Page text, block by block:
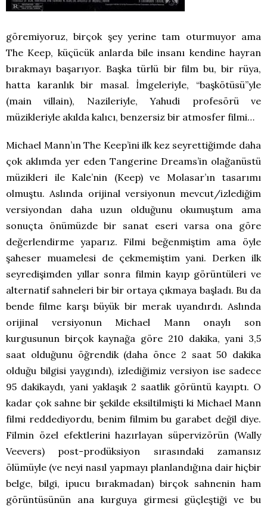
göremiyoruz, birçok şey yerine tam oturmuyor ama
The Keep, küçücük anlarda bile insanı kendine hayran
bırakmayı başarıyor. Başka türlü bir film bu, bir rüya,
hatta karanlık bir masal. İmgeleriyle, “başkötüsü”yle
(main villain), Nazileriyle, Yahudi profesörü ve
müzikleriyle akılda kalıcı, benzersiz bir atmosfer filmi…
Michael Mann’ın The Keep’ini ilk kez seyrettiğimde daha
çok aklımda yer eden Tangerine Dreams’in olağanüstü
müzikleri ile Kale’nin (Keep) ve Molasar’ın tasarımı
olmuştu. Aslında orijinal versiyonun mevcut/izlediğim
versiyondan daha uzun olduğunu okumuştum ama
sonuçta önümüzde bir sanat eseri varsa ona göre
değerlendirme yaparız. Filmi beğenmiştim ama öyle
şaheser muamelesi de çekmemiştim yani. Derken ilk
seyredişimden yıllar sonra filmin kayıp görüntüleri ve
alternatif sahneleri bir bir ortaya çıkmaya başladı. Bu da
bende filme karşı büyük bir merak uyandırdı. Aslında
orijinal versiyonun Michael Mann onaylı son
kurgusunun birçok kaynağa göre 210 dakika, yani 3,5
saat olduğunu öğrendik (daha önce 2 saat 50 dakika
olduğu bilgisi yaygındı), izlediğimiz versiyon ise sadece
95 dakikaydı, yani yaklaşık 2 saatlik görüntü kayıptı. O
kadar çok sahne bir şekilde eksiltilmişti ki Michael Mann
filmi reddediyordu, benim filmim bu garabet değil diye.
Filmin özel efektlerini hazırlayan süpervizörün (Wally
Veevers) post-prodüksiyon sırasındaki zamansız
ölümüyle (ve neyi nasıl yapmayı planlandığına dair hiçbir
belge, bilgi, ipucu bırakmadan) birçok sahnenin ham
görüntüsünün ana kurguya girmesi güçleştiği ve bu